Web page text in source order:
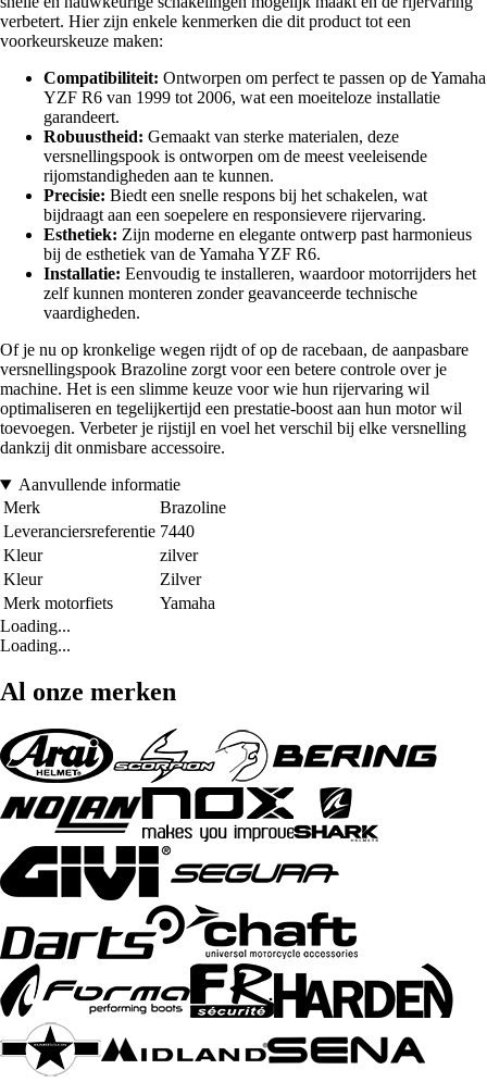
verbetert. Hier zijn enkele kenmerken die dit product tot een
voorkeurskeuze maken:
Compatibiliteit: Ontworpen om perfect te passen op de Yamaha
YZF R6 van 1999 tot 2006, wat een moeiteloze installatie
garandeert.
Robuustheid: Gemaakt van sterke materialen, deze
versnellingspook is ontworpen om de meest veeleisende
rijomstandigheden aan te kunnen.
Precisie: Biedt een snelle respons bij het schakelen, wat
bijdraagt aan een soepelere en responsievere rijervaring.
Esthetiek: Zijn moderne en elegante ontwerp past harmonieus
bij de esthetiek van de Yamaha YZF R6.
Installatie: Eenvoudig te installeren, waardoor motorrijders het
zelf kunnen monteren zonder geavanceerde technische
vaardigheden.
Of je nu op kronkelige wegen rijdt of op de racebaan, de aanpasbare
versnellingspook Brazoline zorgt voor een betere controle over je
machine. Het is een slimme keuze voor wie hun rijervaring wil
optimaliseren en tegelijkertijd een prestatie-boost aan hun motor wil
toevoegen. Verbeter je rijstijl en voel het verschil bij elke versnelling
dankzij dit onmisbare accessoire.
Aanvullende informatie
Merk
Brazoline
Leveranciersreferentie 7440
Kleur
zilver
Kleur
Zilver
Merk motorfiets
Yamaha
Loading...
Loading...
Al onze merken